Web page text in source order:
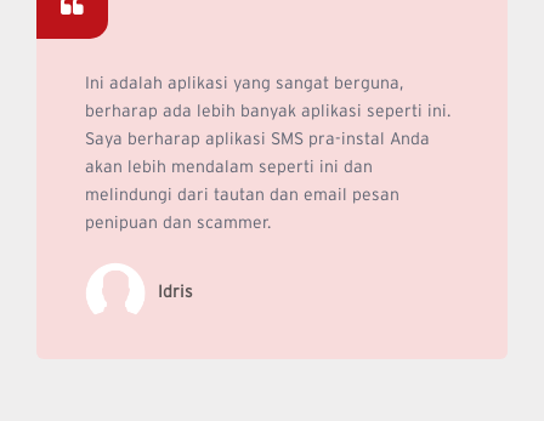
Ini adalah aplikasi yang sangat berguna,
berharap ada lebih banyak aplikasi seperti ini.
Saya berharap aplikasi SMS pra-instal Anda
akan lebih mendalam seperti ini dan
melindungi dari tautan dan email pesan
penipuan dan scammer.
Idris